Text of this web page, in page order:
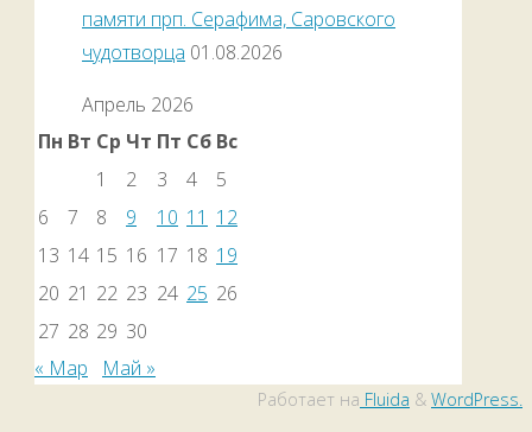
памяти прп. Серафима, Саровского
чудотворца 01.08.2026
Апрель 2026
Пн Вт Ср Чт Пт Сб Вс
1
2 3 4
5
6
7 8 9 10 11 12
13 14 15 16 17 18 19
20 21 22 23 24 25 26
27 28 29 30
« Мар
Май »
Работает на Fluida & WordPress.